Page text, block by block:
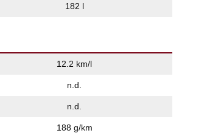
182 l
12.2 km/l
n.d.
n.d.
188 g/km